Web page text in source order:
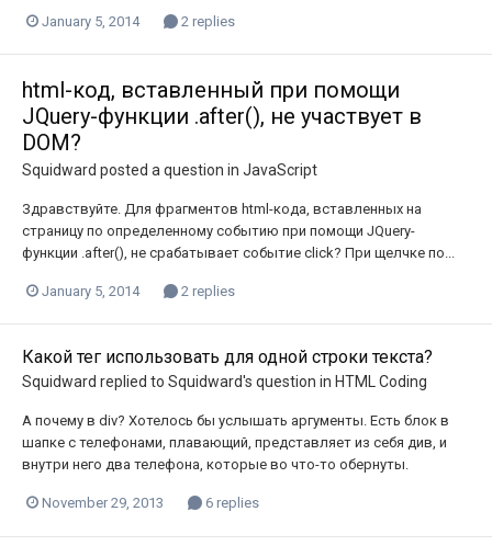
January 5, 2014 2 replies
html-код, вставленный при помощи
JQuery-функции .after(), не участвует в
DOM?
Squidward posted a question in JavaScript
Здравствуйте. Для фрагментов html-кода, вставленных на
страницу по определенному событию при помощи JQuery-
функции .after(), не срабатывает событие click? При щелчке по...
January 5, 2014 2 replies
Какой тег использовать для одной строки текста?
Squidward replied to Squidward's question in HTML Coding
А почему в div? Хотелось бы услышать аргументы. Есть блок в
шапке с телефонами, плавающий, представляет из себя див, и
внутри него два телефона, которые во что-то обернуты.
November 29, 2013 6 replies